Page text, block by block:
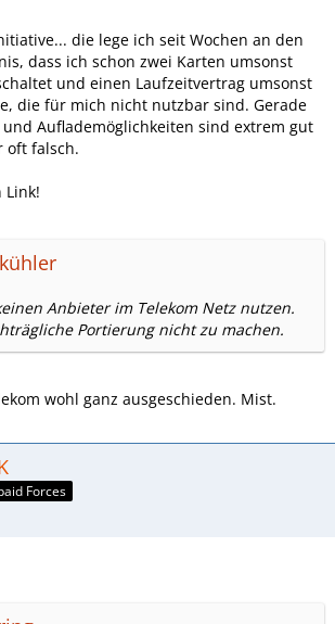
die lege ich seit Wochen an den
dass ich schon zwei Karten umsonst
und einen Laufzeitvertrag umsonst
die für mich nicht nutzbar sind. Gerade
Auflademöglichkeiten sind extrem gut
oft falsch.
Link!
Anbieter im Telekom Netz nutzen.
Portierung nicht zu machen.
wohl ganz ausgeschieden. Mist.
Forces